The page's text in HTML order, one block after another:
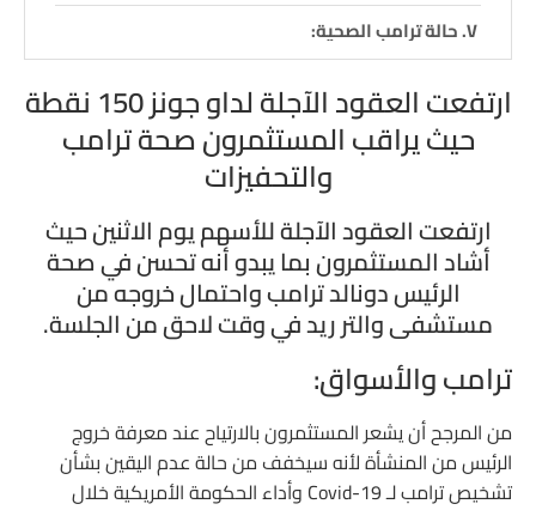
حالة ترامب الصحية:
وول ستريت الأسبوع الماضي:
استطلاعات الرأي:
بايدن أم ترامب؟
ترامب يحس على الانجاز في التحفيزات:
الوباء يعكر صفو العالم:
ارتفعت العقود الآجلة لداو جونز 150 نقطة
حيث يراقب المستثمرون صحة ترامب
والتحفيزات
ارتفعت العقود الآجلة للأسهم يوم الاثنين حيث
أشاد المستثمرون بما يبدو أنه تحسن في صحة
الرئيس دونالد ترامب واحتمال خروجه من
مستشفى والتر ريد في وقت لاحق من الجلسة.
ترامب والأسواق:
من المرجح أن يشعر المستثمرون بالارتياح عند معرفة خروج
الرئيس من المنشأة لأنه سيخفف من حالة عدم اليقين بشأن
تشخيص ترامب لـ Covid-19 وأداء الحكومة الأمريكية خلال